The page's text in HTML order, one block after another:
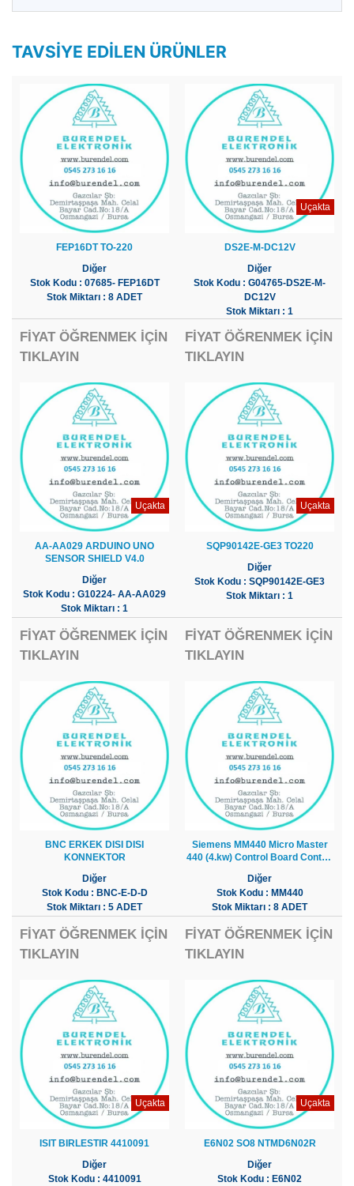
TAVSIYE EDILEN ÜRÜNLER
FEP16DT TO-220
Diğer
Stok Kodu : 07685- FEP16DT
Stok Miktarı : 8 ADET
FİYAT ÖĞRENMEK İÇİN
TIKLAYIN
Uçakta
DS2E-M-DC12V
Diğer
Stok Kodu : G04765-DS2E-M-
DC12V
Stok Miktarı : 1
FİYAT ÖĞRENMEK İÇİN
TIKLAYIN
Uçakta
AA-AA029 ARDUINO UNO
SENSOR SHIELD V4.0
Diğer
Stok Kodu : G10224- AA-AA029
Stok Miktarı : 1
FİYAT ÖĞRENMEK İÇİN
TIKLAYIN
Uçakta
SQP90142E-GE3 TO220
Diğer
Stok Kodu : SQP90142E-GE3
Stok Miktarı : 1
FİYAT ÖĞRENMEK İÇİN
TIKLAYIN
BNC ERKEK DISI DISI
KONNEKTOR
Diğer
Stok Kodu : BNC-E-D-D
Stok Miktarı : 5 ADET
FİYAT ÖĞRENMEK İÇİN
TIKLAYIN
Siemens MM440 Micro Master
440 (4.kw) Control Board Control
Diğer
Stok Kodu : MM440
Stok Miktarı : 8 ADET
FİYAT ÖĞRENMEK İÇİN
TIKLAYIN
Uçakta
ISIT BIRLESTIR 4410091
Diğer
Stok Kodu : 4410091
Uçakta
E6N02 SO8 NTMD6N02R
Diğer
Stok Kodu : E6N02